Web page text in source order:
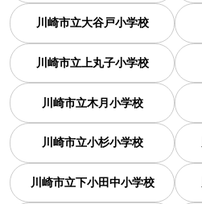
川崎市立大谷戸小学校
川崎市立上丸子小学校
川崎市立木月小学校
川崎市立小杉小学校
川崎市立下小田中小学校